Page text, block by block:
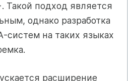
Такой подход является
однако разработка
систем на таких языках
расширение